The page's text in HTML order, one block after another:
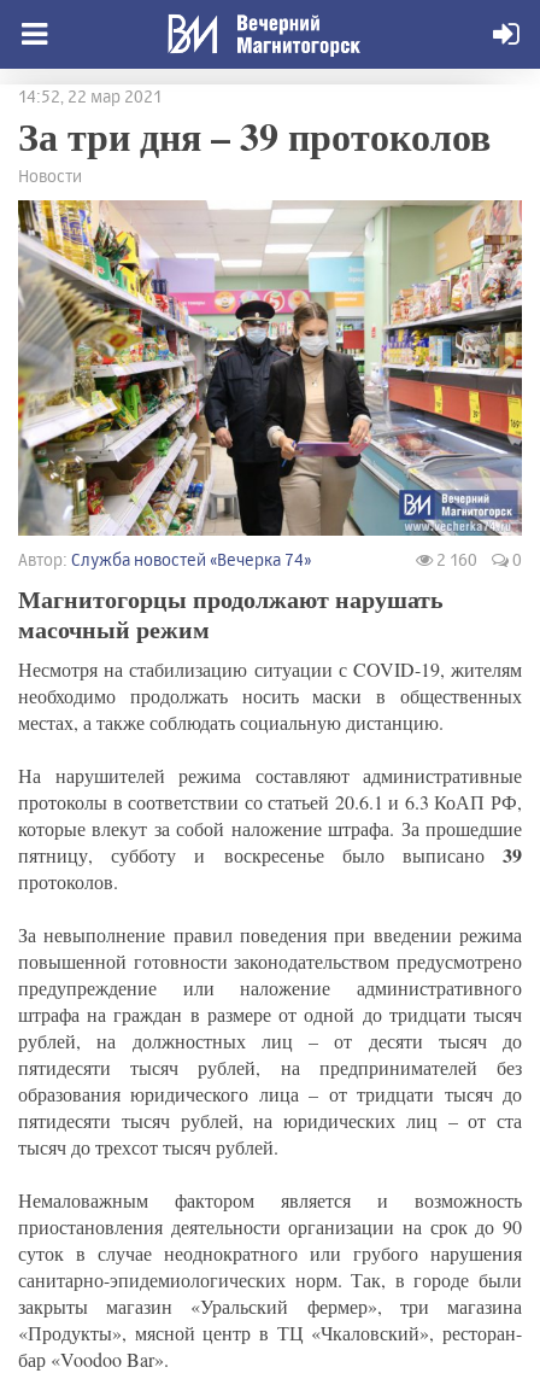
14:52, 22 мар 2021
За три дня – 39 протоколов
Новости
Автор: Служба новостей «Вечерка 74» 2 160 0
Магнитогорцы продолжают нарушать
масочный режим
Несмотря на стабилизацию ситуации с COVID-19, жителям
необходимо продолжать носить маски в общественных
местах, а также соблюдать социальную дистанцию.
На нарушителей режима составляют административные
протоколы в соответствии со статьей 20.6.1 и 6.3 КоАП РФ,
которые влекут за собой наложение штрафа. За прошедшие
пятницу, субботу и воскресенье было выписано 39
протоколов.
За невыполнение правил поведения при введении режима
повышенной готовности законодательством предусмотрено
предупреждение или наложение административного
штрафа на граждан в размере от одной до тридцати тысяч
рублей, на должностных лиц – от десяти тысяч до
пятидесяти тысяч рублей, на предпринимателей без
образования юридического лица – от тридцати тысяч до
пятидесяти тысяч рублей, на юридических лиц – от ста
тысяч до трехсот тысяч рублей.
Немаловажным фактором является и возможность
приостановления деятельности организации на срок до 90
суток в случае неоднократного или грубого нарушения
санитарно-эпидемиологических норм. Так, в городе были
закрыты магазин «Уральский фермер», три магазина
«Продукты», мясной центр в ТЦ «Чкаловский», ресторан-
бар «Voodoo Bar».